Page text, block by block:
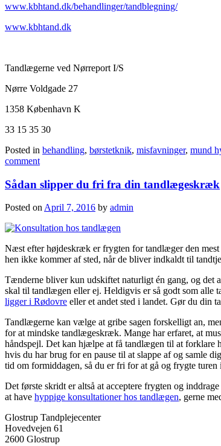
www.kbhtand.dk/behandlinger/tandblegning/
www.kbhtand.dk
Tandlægerne ved Nørreport I/S
Nørre Voldgade 27
1358 København K
33 15 35 30
Posted in behandling, børstetknik, misfavninger, mund
comment
Sådan slipper du fri fra din tandlægeskræk
Posted on April 7, 2016 by admin
Næst efter højdeskræk er frygten for tandlæger den
hen ikke kommer af sted, når de bliver indkaldt til
Tænderne bliver kun udskiftet naturligt én gang, og det
skal til tandlægen eller ej. Heldigvis er så godt som alle
ligger i Rødovre eller et andet sted i landet. Gør du din
Tandlægerne kan vælge at gribe sagen forskelligt an,
for at mindske tandlægeskræk. Mange har erfaret, at
håndspejl. Det kan hjælpe at få tandlægen til at forklare
hvis du har brug for en pause til at slappe af og samle
tid om formiddagen, så du er fri for at gå og frygte
Det første skridt er altså at acceptere frygten og
at have hyppige konsultationer hos tandlægen, gerne
Glostrup Tandplejecenter
Hovedvejen 61
2600 Glostrup